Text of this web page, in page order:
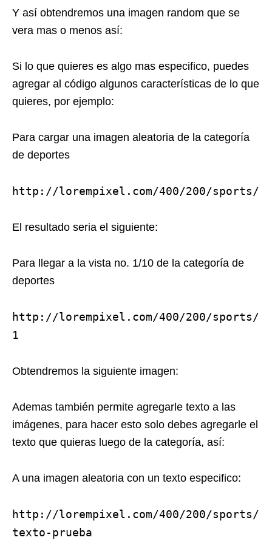
Y así obtendremos una imagen random que se
vera mas o menos así:
Si lo que quieres es algo mas especifico, puedes
agregar al código algunos características de lo que
quieres, por ejemplo:
Para cargar una imagen aleatoria de la categoría
de deportes
http://lorempixel.com/400/200/sports/
El resultado seria el siguiente:
Para llegar a la vista no. 1/10 de la categoría de
deportes
http://lorempixel.com/400/200/sports/
1
Obtendremos la siguiente imagen:
Ademas también permite agregarle texto a las
imágenes, para hacer esto solo debes agregarle el
texto que quieras luego de la categoría, así:
A una imagen aleatoria con un texto especifico:
http://lorempixel.com/400/200/sports/
texto-prueba